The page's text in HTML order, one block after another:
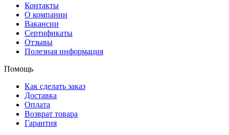
Контакты
О компании
Вакансии
Сертификаты
Отзывы
Полезная информация
Помощь
Как сделать заказ
Доставка
Оплата
Возврат товара
Гарантия